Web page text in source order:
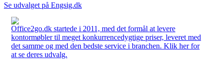
Se udvalget på Engsig.dk
Office2go.dk startede i 2011, med det formål at levere
kontormøbler til meget konkurrencedygtige priser, leveret med
det samme og med den bedste service i branchen. Klik her for
at se deres udvalg.